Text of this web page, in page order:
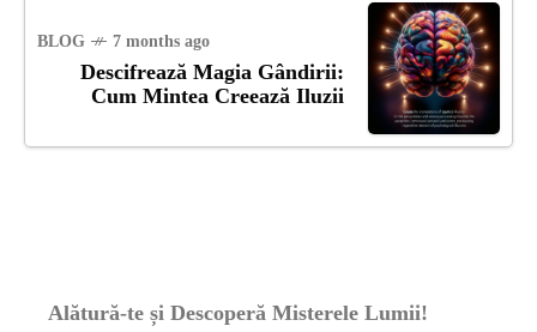
BLOG 7 months ago
Descifrează Magia Gândirii:
Cum Mintea Creează Iluzii
Alătură-te și Descoperă Misterele Lumii!